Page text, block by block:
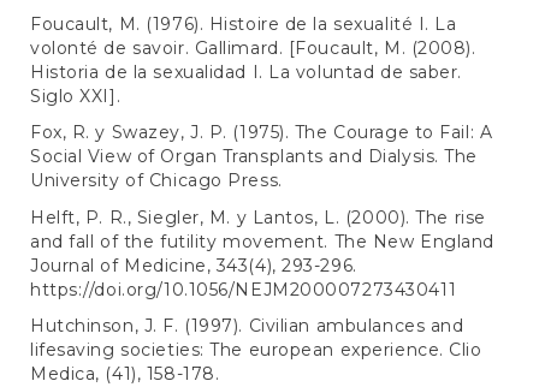
Foucault, M. (1976). Histoire de la sexualité I. La
volonté de savoir. Gallimard. [Foucault, M. (2008).
Historia de la sexualidad I. La voluntad de saber.
Siglo XXI].
Fox, R. y Swazey, J. P. (1975). The Courage to Fail: A
Social View of Organ Transplants and Dialysis. The
University of Chicago Press.
Helft, P. R., Siegler, M. y Lantos, L. (2000). The rise
and fall of the futility movement. The New England
Journal of Medicine, 343(4), 293-296.
https://doi.org/10.1056/NEJM200007273430411
Hutchinson, J. F. (1997). Civilian ambulances and
lifesaving societies: The european experience. Clio
Medica, (41), 158-178.